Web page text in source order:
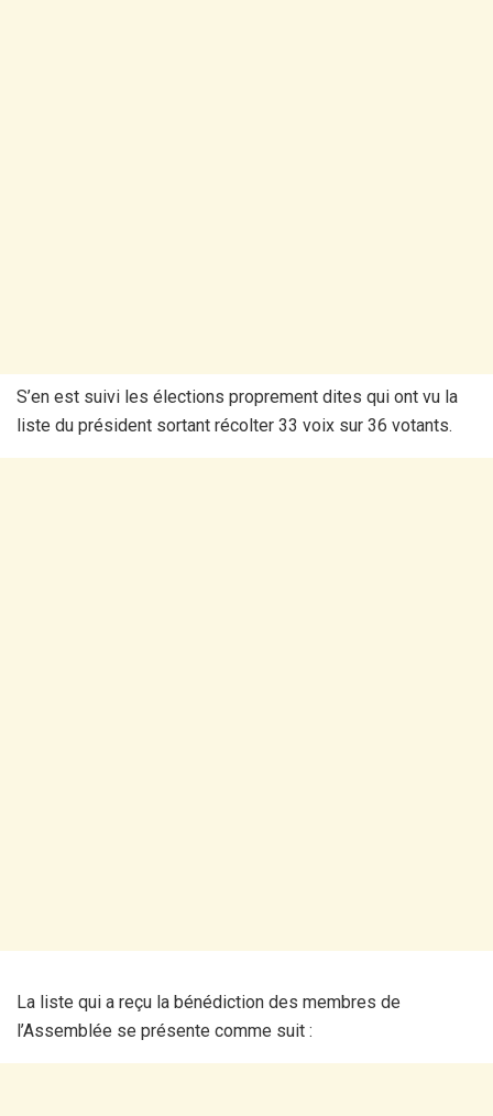
S’en est suivi les élections proprement dites qui ont vu la
liste du président sortant récolter 33 voix sur 36 votants.
La liste qui a reçu la bénédiction des membres de
l’Assemblée se présente comme suit :